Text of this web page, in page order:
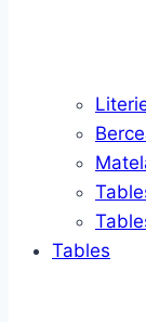
Tables